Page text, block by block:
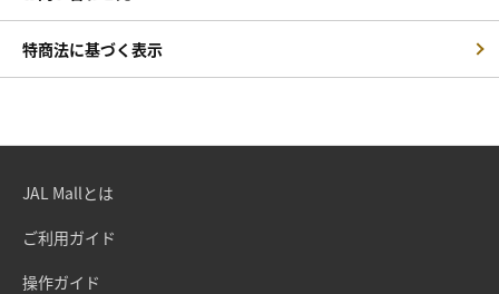
特商法に基づく表示
JAL Mallとは
ご利用ガイド
操作ガイド